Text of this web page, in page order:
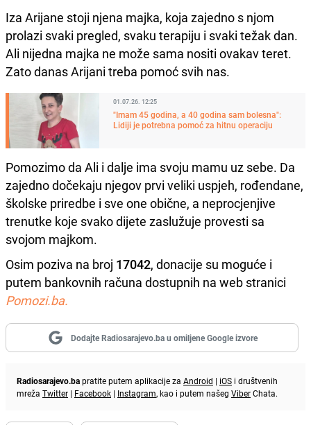
Iza Arijane stoji njena majka, koja zajedno s njom
prolazi svaki pregled, svaku terapiju i svaki težak dan.
Ali nijedna majka ne može sama nositi ovakav teret.
Zato danas Arijani treba pomoć svih nas.
01.07.26. 12:25
"Imam 45 godina, a 40 godina sam bolesna":
Lidiji je potrebna pomoć za hitnu operaciju
Pomozimo da Ali i dalje ima svoju mamu uz sebe. Da
zajedno dočekaju njegov prvi veliki uspjeh, rođendane,
školske priredbe i sve one obične, a neprocjenjive
trenutke koje svako dijete zaslužuje provesti sa
svojom majkom.
Osim poziva na broj 17042, donacije su moguće i
putem bankovnih računa dostupnih na web stranici
Pomozi.ba.
Dodajte Radiosarajevo.ba u omiljene Google izvore
Radiosarajevo.bapratite putem aplikacije za Android | iOS i društvenih
mreža Twitter | Facebook | Instagram, kao i putem našeg ViberChata.